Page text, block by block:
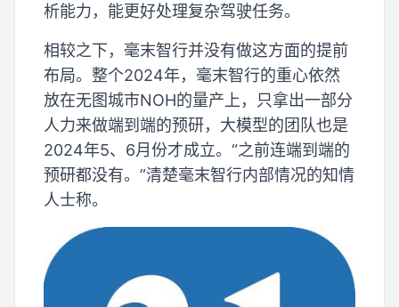
析能力，能更好处理复杂驾驶任务。
相较之下，毫末智行并没有做这方面的提前
布局。整个2024年，毫末智行的重心依然
放在无图城市NOH的量产上，只拿出一部分
人力来做端到端的预研，大模型的团队也是
2024年5、6月份才成立。“之前连端到端的
预研都没有。”清楚毫末智行内部情况的知情
人士称。